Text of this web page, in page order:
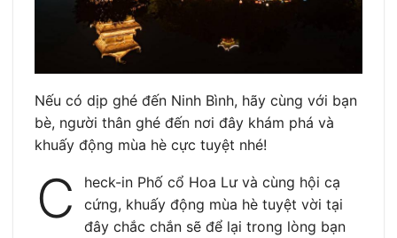
Nếu có dịp ghé đến Ninh Bình, hãy cùng với bạn
bè, người thân ghé đến nơi đây khám phá và
khuấy động mùa hè cực tuyệt nhé!
C
heck-in Phố cổ Hoa Lư và cùng hội cạ
cứng, khuấy động mùa hè tuyệt vời tại
đây chắc chắn sẽ để lại trong lòng bạn